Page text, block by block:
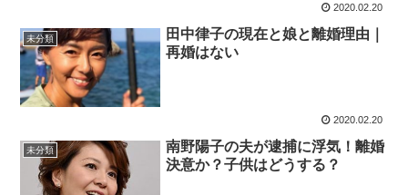
2020.02.20
未分類
田中律子の現在と娘と離婚理由｜
再婚はない
2020.02.20
未分類
南野陽子の夫が逮捕に浮気！離婚
決意か？子供はどうする？